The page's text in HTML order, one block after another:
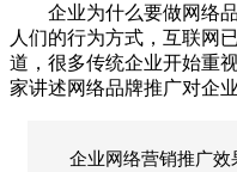
企业为什么要做网络品
人们的行为方式，互联网
道，很多传统企业开始重
家讲述网络品牌推广对企
企业网络营销推广效